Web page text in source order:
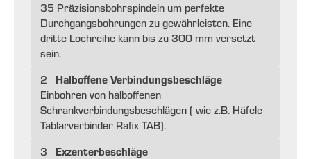
35 Präzisionsbohrspindeln um perfekte
Durchgangsbohrungen zu gewährleisten. Eine
dritte Lochreihe kann bis zu 300 mm versetzt
sein.
2
Halboffene Verbindungsbeschläge
Einbohren von halboffenen
Schrankverbindungsbeschlägen ( wie z.B. Häfele
Tablarverbinder Rafix TAB).
3
Exzenterbeschläge